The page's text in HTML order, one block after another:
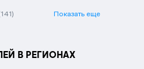
Показать еще
В РЕГИОНАХ